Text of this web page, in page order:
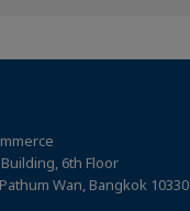
6th Floor
Wan, Bangkok 10330